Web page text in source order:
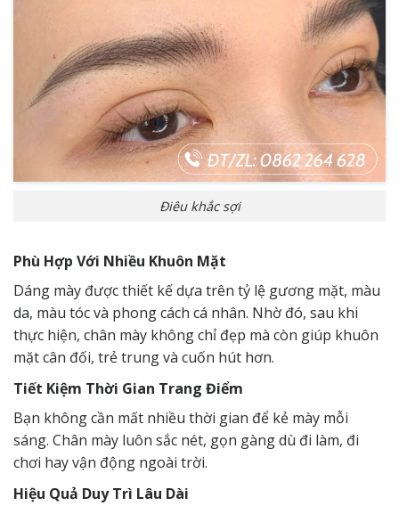
Điêu khắc sợi
Phù Hợp Với Nhiều Khuôn Mặt
Dáng mày được thiết kế dựa trên tỷ lệ gương mặt, màu
da, màu tóc và phong cách cá nhân. Nhờ đó, sau khi
thực hiện, chân mày không chỉ đẹp mà còn giúp khuôn
mặt cân đối, trẻ trung và cuốn hút hơn.
Tiết Kiệm Thời Gian Trang Điểm
Bạn không cần mất nhiều thời gian để kẻ mày mỗi
sáng. Chân mày luôn sắc nét, gọn gàng dù đi làm, đi
chơi hay vận động ngoài trời.
Hiệu Quả Duy Trì Lâu Dài